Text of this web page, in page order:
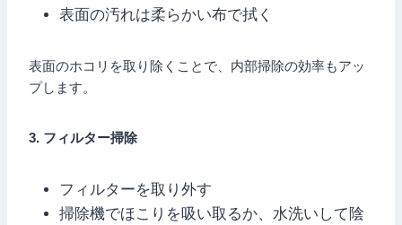
表面の汚れは柔らかい布で拭く
表面のホコリを取り除くことで、内部掃除の効率もアッ
プします。
3. フィルター掃除
フィルターを取り外す
掃除機でほこりを吸い取るか、水洗いして陰